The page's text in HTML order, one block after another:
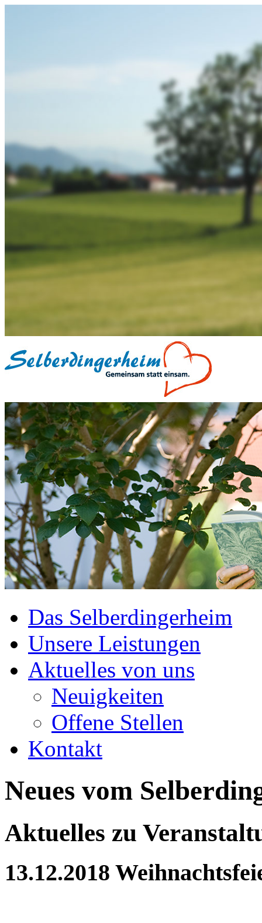
Das Selberdingerheim
Unsere Leistungen
Aktuelles von uns
Neuigkeiten
Offene Stellen
Kontakt
Neues vom
Aktuelles zu
13.12.2018